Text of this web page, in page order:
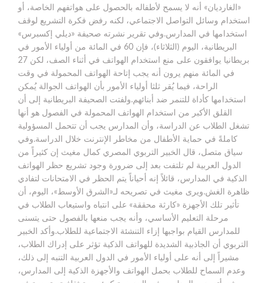
«الغارديان» أنه لا يسمح لأطفاله بالحصول على هواتفهم الخاصة، أو
استخدام وسائل التواصل الاجتماعي، لكنه رفض فكرة التشريع لوقف
استخدامها في المدارس.وفي تقرير نشرته صحيفة «ديلي إكسبرس»
البريطانية، اليوم (الثلاثاء)، فإن 60 في المائة من أولياء الأمور في
بريطانيا يوافقون على منع استخدام الهواتف في أثناء الصف، لكن 27
في المائة منهم يرون أنه يجب إتاحة الهواتف المحمولة في وقت
الراحة، فيما يُقر ثلثا أولياء الأمور بأن الهواتف الجوالة يُمكن
استخدامها كأداة للتنمر ضد أبنائهم.ولفتت الصحيفة البريطانية إلى أن
القلق الأكبر من استخدام الهواتف المحمولة في الفصول هو أنها
تشغل الطلاب عن الدراسة، وأن المدارس يجب أن تتحمل المسؤولية
كاملةً في حماية الأطفال من مخاطر الإنترنت خلال الدراسة.وفي
سياق متصل، قال الخبير التربوي المصري كمال مغيث إن كثيراً من
الدول العربية لم تلتفت بعد إلى ضرورة وجود تشريع حظر الهواتف
الذكية في المدارس، قائلاً إنه أحياناً يتم الحظر في الامتحانات لتفادي
ظاهرة الغش.ويرى مغيث في تصريحه لـ«الشرق الأوسط»، اليوم، أن
تأثير تلك الأجهزة «كارثة محققة» على انتباه واستيعاب الطلاب في
مرحلة التعليم الأساسي، وأنه يجب منعها بالفصول حتى يتسنى
للمدارس القيام بواجبها إزاء التنشئة الاجتماعية للطلاب.وأكد الخبير
التربوي أن الجاذبية الشديدة للهواتف الذكية تؤثر على إدراك الطلاب،
مشيراً إلى أنه على أولياء الأمور في الدول العربية التنبه إلى ذلك،
وعدم السماح للطلاب بحمل الهواتف والأجهزة الذكية إلى المدارس،